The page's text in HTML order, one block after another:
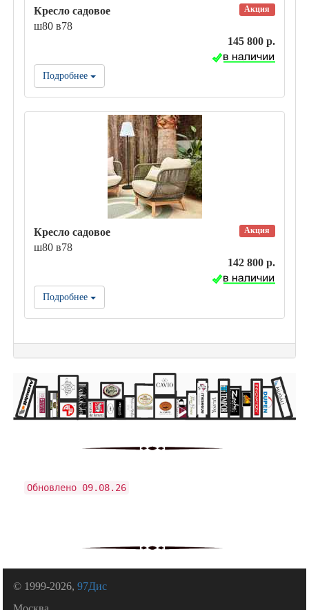
Акция
Кресло садовое
ш80 в78
145 800 р.
Подробнее
Акция
Кресло садовое
ш80 в78
142 800 р.
Подробнее
Обновлено 09.08.26
© 1999-2026,97Дис